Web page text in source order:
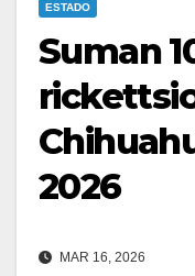
ESTADO
Suman
2026
MAR 16, 2026